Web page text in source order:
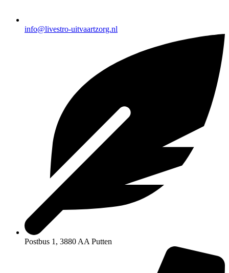
info@livestro-uitvaartzorg.nl
Postbus 1, 3880 AA Putten